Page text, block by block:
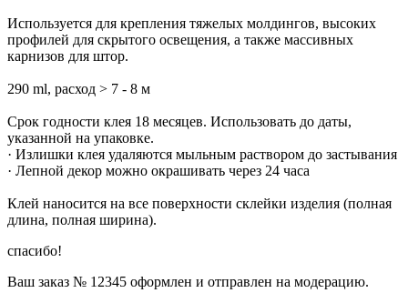
Используется для крепления тяжелых молдингов, высоких
профилей для скрытого освещения, а также массивных
карнизов для штор.
290 ml, расход > 7 - 8 м
Срок годности клея 18 месяцев. Использовать до даты,
указанной на упаковке.
· Излишки клея удаляются мыльным раствором до застывания
· Лепной декор можно окрашивать через 24 часа
Клей наносится на все поверхности склейки изделия (полная
длина, полная ширина).
спасибо!
Ваш заказ № 12345 оформлен и отправлен на модерацию.